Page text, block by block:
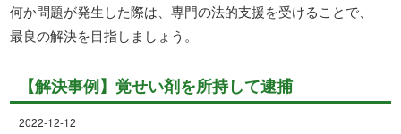
何か問題が発生した際は、専門の法的支援を受けることで、
最良の解決を目指しましょう。
【解決事例】覚せい剤を所持して逮捕
2022-12-12